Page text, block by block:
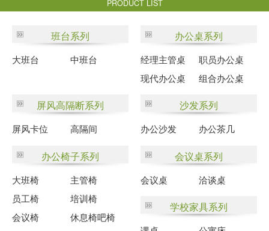
PRODUCT LIST
班台系列
大班台 中班台
办公桌系列
经理主管桌
职员办公桌
现代办公桌
组合办公桌
屏风高隔断系列
屏风卡位 高隔间
沙发系列
办公沙发 办公茶几
办公椅子系列
大班椅
主管椅
员工椅
培训椅
会议椅
休息椅吧椅
会议桌系列
会议桌 洽谈桌
学校家具系列